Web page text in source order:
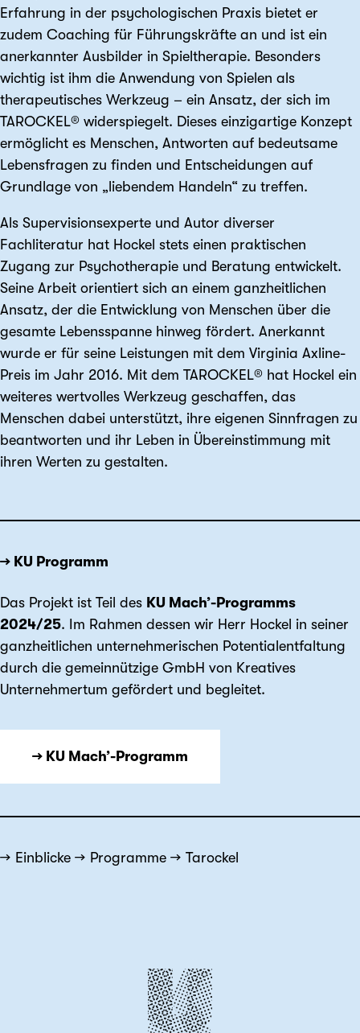
Erfahrung in der psychologischen Praxis bietet er
zudem Coaching für Führungskräfte an und ist ein
anerkannter Ausbilder in Spieltherapie. Besonders
wichtig ist ihm die Anwendung von Spielen als
therapeutisches Werkzeug – ein Ansatz, der sich im
TAROCKEL® widerspiegelt. Dieses einzigartige Konzept
ermöglicht es Menschen, Antworten auf bedeutsame
Lebensfragen zu finden und Entscheidungen auf
Grundlage von „liebendem Handeln“ zu treffen.
Als Supervisionsexperte und Autor diverser
Fachliteratur hat Hockel stets einen praktischen
Zugang zur Psychotherapie und Beratung entwickelt.
Seine Arbeit orientiert sich an einem ganzheitlichen
Ansatz, der die Entwicklung von Menschen über die
gesamte Lebensspanne hinweg fördert. Anerkannt
wurde er für seine Leistungen mit dem Virginia Axline-
Preis im Jahr 2016. Mit dem TAROCKEL® hat Hockel ein
weiteres wertvolles Werkzeug geschaffen, das
Menschen dabei unterstützt, ihre eigenen Sinnfragen zu
beantworten und ihr Leben in Übereinstimmung mit
ihren Werten zu gestalten.
→ KU Programm
Das Projekt ist Teil des KU Mach’-Programms
2024/25. Im Rahmen dessen wir Herr Hockel in seiner
ganzheitlichen unternehmerischen Potentialentfaltung
durch die gemeinnützige GmbH von Kreatives
Unternehmertum gefördert und begleitet.
→ KU Mach’-Programm
Einblicke Programme Tarockel